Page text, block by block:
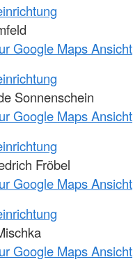
Google Maps Ansicht
Sonnenschein
Google Maps Ansicht
Fröbel
Google Maps Ansicht
Google Maps Ansicht